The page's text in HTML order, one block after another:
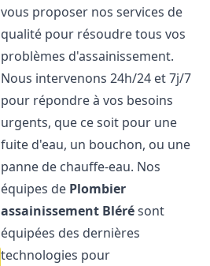
vous proposer nos services de
qualité pour résoudre tous vos
problèmes d'assainissement.
Nous intervenons 24h/24 et 7j/7
pour répondre à vos besoins
urgents, que ce soit pour une
fuite d'eau, un bouchon, ou une
panne de chauffe-eau. Nos
équipes de Plombier
assainissement Blérésont
équipées des dernières
technologies pour